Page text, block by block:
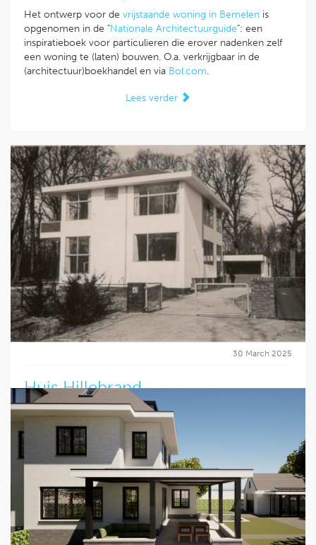
Het ontwerp voor de vrijstaande woning in Bemelen is
opgenomen in de "Nationale Architectuurguide": een
inspiratieboek voor particulieren die erover nadenken zelf
een woning te (laten) bouwen. O.a. verkrijgbaar in de
(architectuur)boekhandel en via Bol.com.
Lees verder
30 March 2025
Huis Hillebrand
Bijzonder nieuws: de vergunning is verleend voor de
renovatie en restauratie van het iconische Huis Hillebrand
van Architect G.H. Rietveld. De plannen zijn met
enthousiasme ontvangen door de gemeente Den
Haag. Ook voor rijksmonumenten levert FOAM met zorg
en precisie het benodigde tekenwerk. Heeft u plannen voor
restauratie of renovatie? Neem gerust contact met ons op
– we helpen u graag verder.
Lees verder